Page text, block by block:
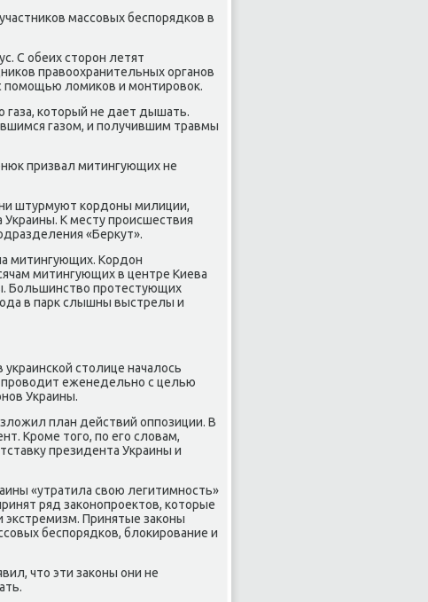
массовых беспорядков в
С обеих сторон летят
правоохранительных органов
помощью ломиков и монтировок.
газа, который не дает дышать.
газом, и получившим травмы
призвал митингующих не
штурмуют кордоны милиции,
К месту происшествия
«Беркут».
митингующих. Кордон
митингующих в центре Киева
Большинство протестующих
в парк слышны выстрелы и
столице началось
проводит еженедельно с целью
Украины.
план действий оппозиции. В
Кроме того, по его словам,
президента Украины и
«утратила свою легитимность»
ряд законопроектов, которые
экстремизм. Принятые законы
беспорядков, блокирование и
что эти законы они не